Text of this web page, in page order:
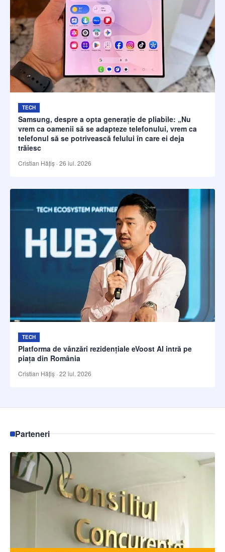
TECH
Samsung, despre a opta generație de pliabile: „Nu
vrem ca oamenii să se adapteze telefonului, vrem ca
telefonul să se potrivească felului în care ei deja
trăiesc
Cristian Hățiș · 26 iul. 2026
TECH
Platforma de vânzări rezidențiale eVoost AI intră pe
piața din România
Cristian Hățiș · 22 iul. 2026
Parteneri